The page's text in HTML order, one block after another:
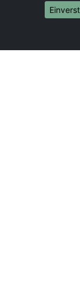
Umzug von
Umzug von